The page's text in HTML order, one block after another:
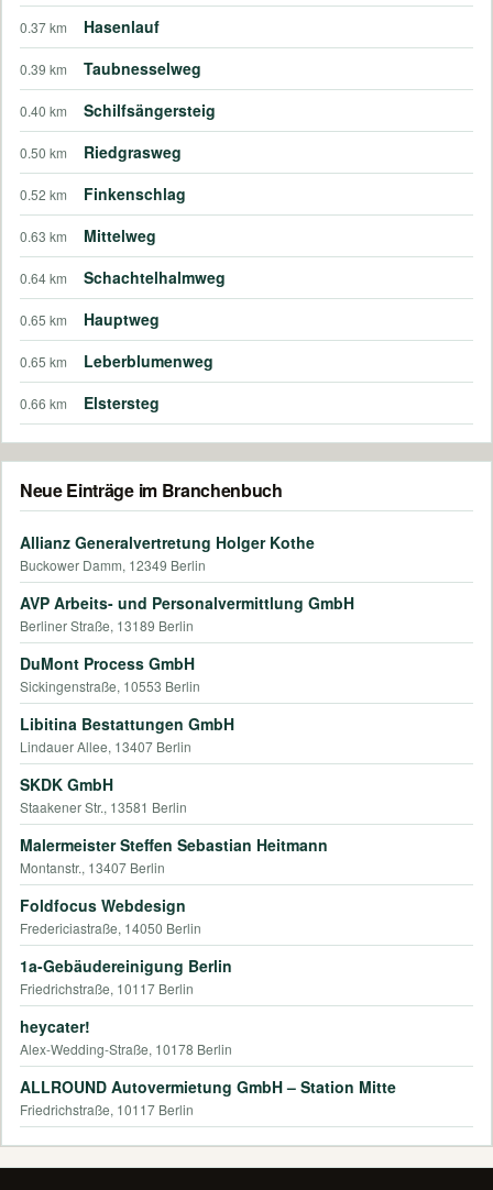
0.37 km Hasenlauf
0.39 km Taubnesselweg
0.40 km Schilfsängersteig
0.50 km Riedgrasweg
0.52 km Finkenschlag
0.63 km Mittelweg
0.64 km Schachtelhalmweg
0.65 km Hauptweg
0.65 km Leberblumenweg
0.66 km Elstersteg
Neue Einträge im Branchenbuch
Allianz Generalvertretung Holger Kothe
Buckower Damm, 12349 Berlin
AVP Arbeits- und Personalvermittlung GmbH
Berliner Straße, 13189 Berlin
DuMont Process GmbH
Sickingenstraße, 10553 Berlin
Libitina Bestattungen GmbH
Lindauer Allee, 13407 Berlin
SKDK GmbH
Staakener Str., 13581 Berlin
Malermeister Steffen Sebastian Heitmann
Montanstr., 13407 Berlin
Foldfocus Webdesign
Fredericiastraße, 14050 Berlin
1a-Gebäudereinigung Berlin
Friedrichstraße, 10117 Berlin
heycater!
Alex-Wedding-Straße, 10178 Berlin
ALLROUND Autovermietung GmbH – Station Mitte
Friedrichstraße, 10117 Berlin